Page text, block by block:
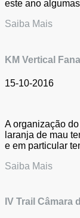
este ano
Saiba Mais
KM Vertical
15-10-2016
A organização
laranja de mau
e em particular
Saiba Mais
IV Trail Câmara